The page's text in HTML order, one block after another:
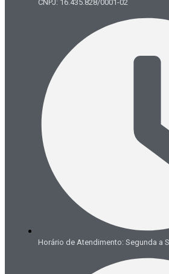
CNPJ: 16.435.828/0001-02
Horário de Atendimento: Segunda a